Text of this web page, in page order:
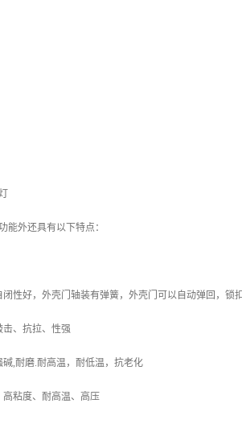
能外还具有以下特点：
性好，外壳门轴装有弹簧，外壳门可以自动弹回，锁
、抗拉、性强
,耐磨.耐高温，耐低温，抗老化
粘度、耐高温、高压